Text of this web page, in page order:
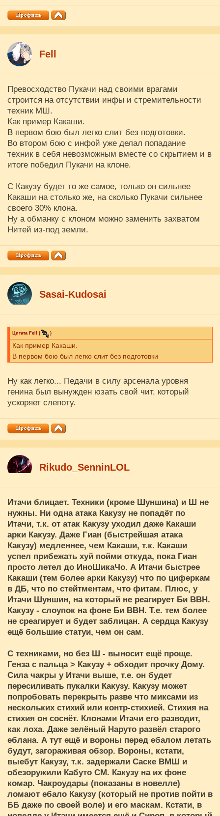
Fell
Превосходство Пукачи над своими врагами
строится на отсутствии инфы и стремительности
техник МШ.
Как пример Какаши.
В первом бою был легко слит без подготовки.
Во втором бою с инфой уже делал попадание
техник в себя невозможным вместе со скрытием и в
итоге победил Пукачи на клоне.
С Какузу будет то же самое, только он сильнее
Какаши на столько же, на сколько Пукачи сильнее
своего 30% клона.
Ну а обманку с клоном можно заменить захватом
Нитей из-под земли.
Sasai-Kudosai
Цитата Fell ( )
Как пример Какаши.
В первом бою был легко слит без подготовки
Ну как легко... Педачи в силу арсенала уровня
генина был вынужден юзать свой чит, который
ускоряет слепоту.
Rikudo_SenninLOL
Итачи блицает. Техники (кроме Шуншина) и Ш не
нужны. Ни одна атака Какузу не попадёт по
Итачи, т.к. от атак Какузу уходил даже Какаши
арки Какузу. Даже Гиан (быстрейшая атака
Какузу) медленнее, чем Какаши, т.к. Какаши
успел прибежать хуй пойми откуда, пока Гиан
просто летел до ИноШикаЧо. А Итачи быстрее
Какаши (тем более арки Какузу) что по циферкам
в ДБ, что по стейтментам, что фитам. Плюс, у
Итачи Шуншин, на который не реагирует Би ВВН.
Какузу - слоупок на фоне Би ВВН. Т.е. тем более
не среагирует и будет заблицан. А сердца Какузу
ещё большие статуи, чем он сам.
С техниками, но без Ш - выносит ещё проще.
Генза с пальца > Какузу + обходит прочку Дому.
Сила чакры у Итачи выше, т.е. он будет
пересиливать пукалки Какузу. Какузу может
попробовать перекрыть разве что миксами из
нескольких стихий или контр-стихией. Стихия на
стихия он соснёт. Клонами Итачи его разводит,
как лоха. Даже зелёный Наруто развёл старого
еблана. А тут ещё и вороны перед ебалом летать
будут, загораживая обзор. Вороны, кстати,
выебут Какузу, т.к. задержали Саске ВМШ и
обезоружили Кабуто СМ. Какузу на их фоне
комар. Чакроудары (показаны в новелле)
ломают ебало Какузу (который не против пойти в
ББ даже по своей воле) и его маскам. Кстати, в